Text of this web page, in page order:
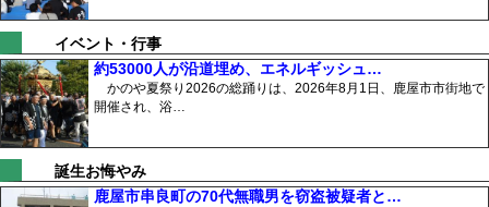
イベント・行事
約53000人が沿道埋め、エネルギッシュ…
かのや夏祭り2026の総踊りは、2026年8月1日、鹿屋市市街地で
開催され、浴…
誕生お悔やみ
鹿屋市串良町の70代無職男を窃盗被疑者と…